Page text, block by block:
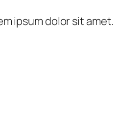
ipsum dolor sit amet.